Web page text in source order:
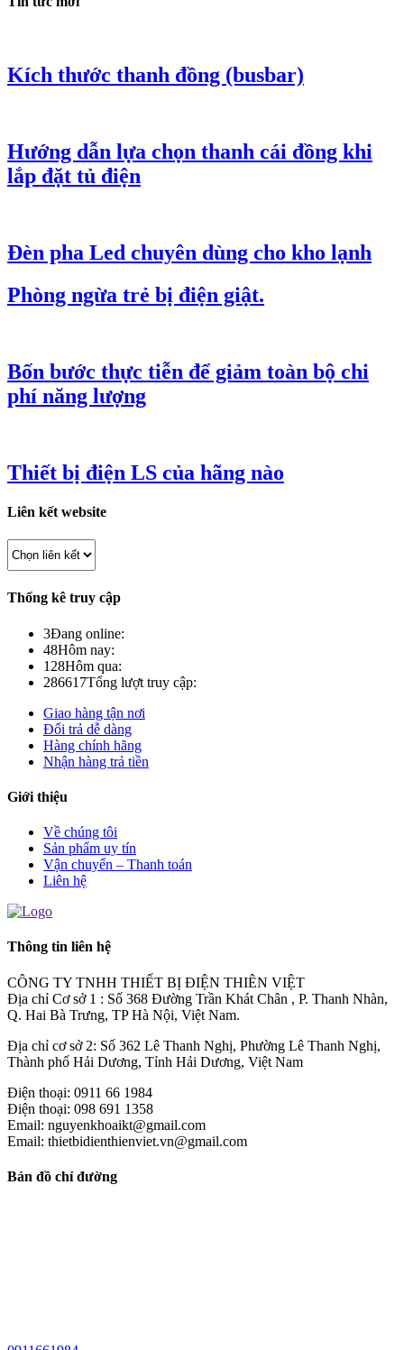
Kích thước thanh đồng (busbar)
Hướng dẫn lựa chọn thanh cái đồng khi
lắp đặt tủ điện
Đèn pha Led chuyên dùng cho kho lạnh
Phòng ngừa trẻ bị điện giật.
Bốn bước thực tiễn để giảm toàn bộ chi
phí năng lượng
Thiết bị điện LS của hãng nào
Liên kết website
Thống kê truy cập
3Đang online:
48Hôm nay:
128Hôm qua:
286617Tổng lượt truy cập:
Giao hàng tận nơi
Đổi trả dễ dàng
Hàng chính hãng
Nhận hàng trả tiền
Giới thiệu
Về chúng tôi
Sản phẩm uy tín
Vận chuyển – Thanh toán
Liên hệ
Thông tin liên hệ
CÔNG TY TNHH THIẾT BỊ ĐIỆN THIÊN VIỆT
Địa chỉ Cơ sở 1 : Số 368 Đường Trần Khát Chân , P. Thanh Nhàn,
Q. Hai Bà Trưng, TP Hà Nội, Việt Nam.
Địa chỉ cơ sở 2: Số 362 Lê Thanh Nghị, Phường Lê Thanh Nghị,
Thành phố Hải Dương, Tỉnh Hải Dương, Việt Nam
Điện thoại: 0911 66 1984
Điện thoại: 098 691 1358
Email: nguyenkhoaikt@gmail.com
Email: thietbidienthienviet.vn@gmail.com
Bản đồ chỉ đường